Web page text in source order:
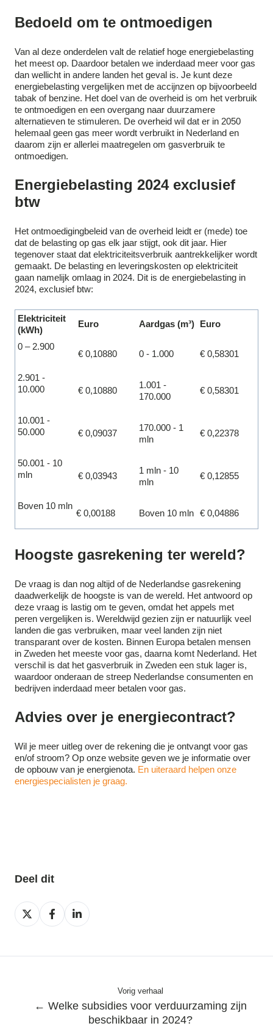
Bedoeld om te ontmoedigen
Van al deze onderdelen valt de relatief hoge energiebelasting
het meest op. Daardoor betalen we inderdaad meer voor gas
dan wellicht in andere landen het geval is. Je kunt deze
energiebelasting vergelijken met de accijnzen op bijvoorbeeld
tabak of benzine. Het doel van de overheid is om het verbruik
te ontmoedigen en een overgang naar duurzamere
alternatieven te stimuleren. De overheid wil dat er in 2050
helemaal geen gas meer wordt verbruikt in Nederland en
daarom zijn er allerlei maatregelen om gasverbruik te
ontmoedigen.
Energiebelasting 2024 exclusief
btw
Het ontmoedigingbeleid van de overheid leidt er (mede) toe
dat de belasting op gas elk jaar stijgt, ook dit jaar. Hier
tegenover staat dat elektriciteitsverbruik aantrekkelijker wordt
gemaakt. De belasting en leveringskosten op elektriciteit
gaan namelijk omlaag in 2024. Dit is de energiebelasting in
2024, exclusief btw:
Elektriciteit
(kWh)
Euro Aardgas (m³) Euro
0 – 2.900
€ 0,10880 0 - 1.000 € 0,58301
2.901 -
10.000
€ 0,10880
1.001 -
170.000
€ 0,58301
10.001 -
50.000
€ 0,09037
170.000 - 1
mln
€ 0,22378
50.001 - 10
mln
€ 0,03943
1 mln - 10
mln
€ 0,12855
Boven 10 mln
€ 0,00188 Boven 10 mln € 0,04886
Hoogste gasrekening ter wereld?
De vraag is dan nog altijd of de Nederlandse gasrekening
daadwerkelijk de hoogste is van de wereld. Het antwoord op
deze vraag is lastig om te geven, omdat het appels met
peren vergelijken is. Wereldwijd gezien zijn er natuurlijk veel
landen die gas verbruiken, maar veel landen zijn niet
transparant over de kosten. Binnen Europa betalen mensen
in Zweden het meeste voor gas, daarna komt Nederland. Het
verschil is dat het gasverbruik in Zweden een stuk lager is,
waardoor onderaan de streep Nederlandse consumenten en
bedrijven inderdaad meer betalen voor gas.
Advies over je energiecontract?
Wil je meer uitleg over de rekening die je ontvangt voor gas
en/of stroom? Op onze website geven we je informatie over
de opbouw van je energienota. En uiteraard helpen onze
energiespecialisten je graag.
Deel dit
Deel
op
Deel
op
Deel
op
Vorig verhaal
← Welke subsidies voor verduurzaming zijn
beschikbaar in 2024?